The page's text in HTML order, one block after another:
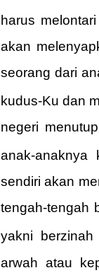
harus
akan
seorang dari
kudus-Ku dan
negeri
anak-
sendiri akan
tengah-tengah
yakni
arwah atau